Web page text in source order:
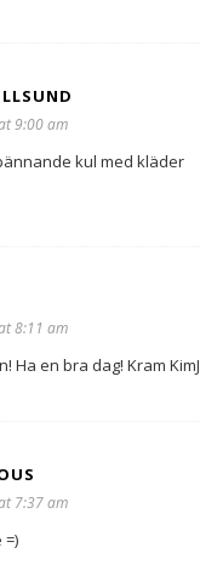
9:00 am
kul med kläder
8:11 am
Ha en bra dag! Kram KimJ
7:37 am